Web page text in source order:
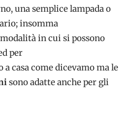
una semplice lampada o
insomma
in cui si possono
per
casa come dicevamo ma le
sono adatte anche per gli